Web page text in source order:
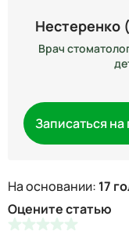
Нестеренко
Врач
Записаться
На основании: 17
Оцените статью